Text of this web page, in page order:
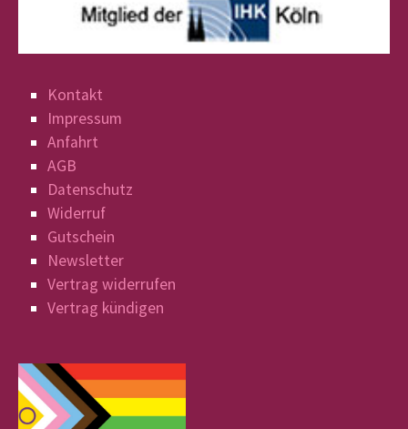
Kontakt
Impressum
Anfahrt
AGB
Datenschutz
Widerruf
Gutschein
Newsletter
Vertrag widerrufen
Vertrag kündigen